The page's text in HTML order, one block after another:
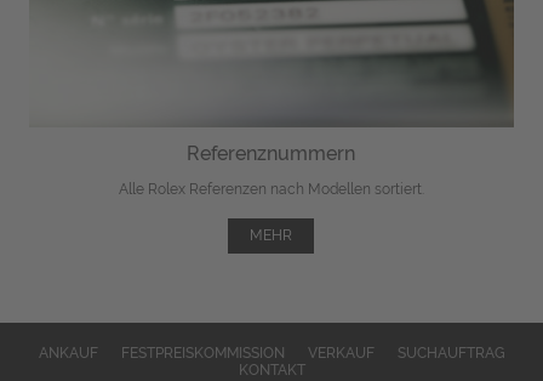
Referenznummern
Alle Rolex Referenzen nach Modellen sortiert.
MEHR
ANKAUF FESTPREISKOMMISSION VERKAUF
SUCHAUFTRAG
KONTAKT